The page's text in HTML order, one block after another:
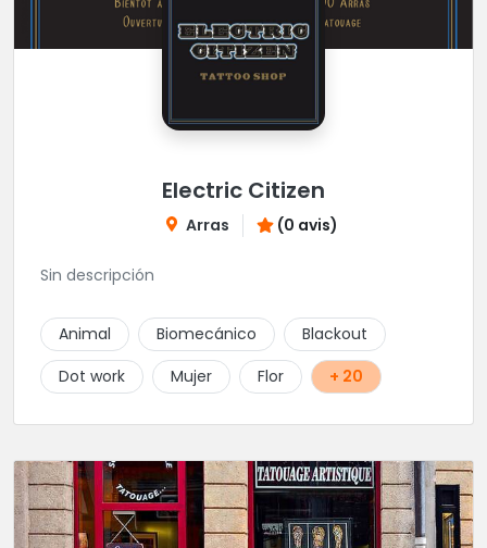
Electric Citizen
Arras (0 avis)
Sin descripción
Animal Biomecánico
Blackout
Dot work
Mujer Flor + 20